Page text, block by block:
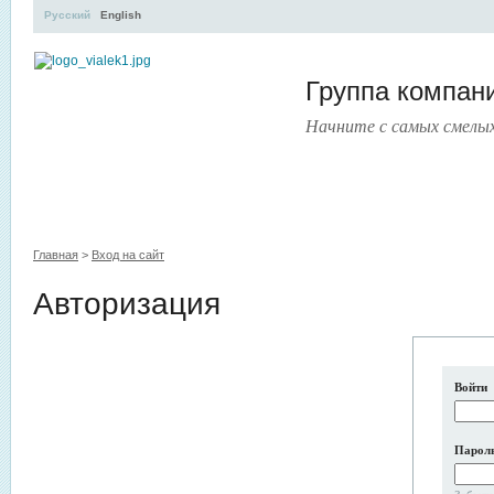
Группа
Начните с самых
Русский English
Главная > Вход на сайт
Авторизация
Войти